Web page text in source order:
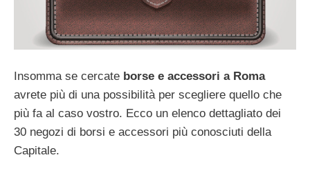
Insomma se cercate borse e accessori a Roma
avrete più di una possibilità per scegliere quello che
più fa al caso vostro. Ecco un elenco dettagliato dei
30 negozi di borsi e accessori più conosciuti della
Capitale.